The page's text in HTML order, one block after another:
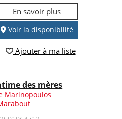
En savoir plus
Voir la disponibilité
Ajouter à ma liste
des mères
Marinopoulos